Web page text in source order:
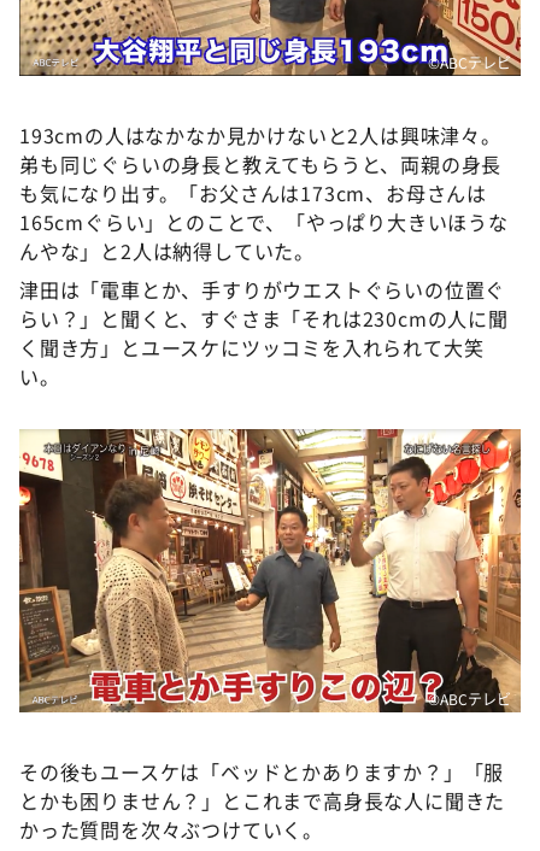
©️ABCテレビ
193cmの人はなかなか見かけないと2人は興味津々。
弟も同じぐらいの身長と教えてもらうと、両親の身長
も気になり出す。「お父さんは173cm、お母さんは
165cmぐらい」とのことで、「やっぱり大きいほうな
んやな」と2人は納得していた。
津田は「電車とか、手すりがウエストぐらいの位置ぐ
らい？」と聞くと、すぐさま「それは230cmの人に聞
く聞き方」とユースケにツッコミを入れられて大笑
い。
©️ABCテレビ
その後もユースケは「ベッドとかありますか？」「服
とかも困りません？」とこれまで高身長な人に聞きた
かった質問を次々ぶつけていく。